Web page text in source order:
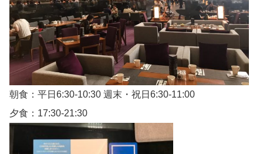
朝食：平日6:30-10:30 週末・祝日6:30-11:00
夕食：17:30-21:30